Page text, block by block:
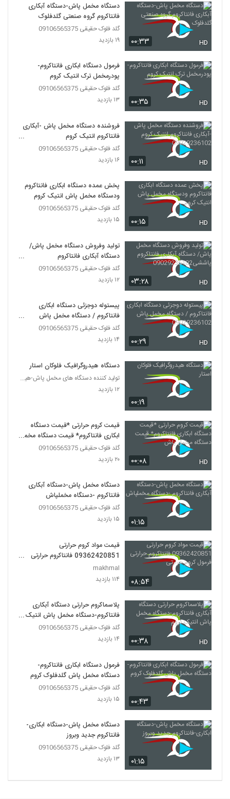
۰۰:۳۳ HD
دستگاه مخمل پاش-دستگاه آبکاری
فانتاکروم گروه صنعتی گلدفلوک
گلد فلوک حقیقی 09106565375
۱۹ بازدید
۰۰:۳۵ HD
فرمول دستگاه ابکاری فانتاکروم-
پودرمخمل ترک انتیک کروم
گلد فلوک حقیقی 09106565375
۱۳ بازدید
۰۰:۱۱ HD
فروشنده دستگاه مخمل پاش -آبکاری
فانتاکروم انتیک کروم
09029236102
گلد فلوک حقیقی 09106565375
۱۶ بازدید
۰۰:۱۵ HD
پخش عمده دستگاه ابکاری فانتاکروم
ودستگاه مخمل پاش انتیک کروم
گلد فلوک حقیقی 09106565375
۱۵ بازدید
۰۳:۲۸ HD
تولید وفروش دستگاه مخمل پاش/
دستگاه آبکاری فانتاکروم
پاششی09029236102
گلد فلوک حقیقی 09106565375
۱۲ بازدید
۰۰:۲۹ HD
پیستوله دوجزئی دستگاه ابکاری
فانتاکروم / دستگاه مخمل پاش
09029236102
گلد فلوک حقیقی 09106565375
۱۴ بازدید
۰۰:۱۹
دستگاه هیدروگرافیک فلوکان استار
تولید کننده دستگاه های مخمل پاش-هیدروگرافیک-ابکاری
۱۲ بازدید
۰۰:۰۸ HD
قیمت کروم حرارتی *قیمت دستگاه
ابکاری فانتاکروم* قیمت دستگاه مخمل
پاش
گلد فلوک حقیقی 09106565375
۲۰ بازدید
۰۱:۱۵
دستگاه مخمل پاش-دستگاه آبکاری
فانتاکروم -دستگاه مخملپاش
گلد فلوک حقیقی 09106565375
۱۵ بازدید
۰۸:۵۴
قیمت مواد کروم حرارتی
09362420851 فانتاکروم حرارتی
فرمول کروم حرارتی
makhmal
۱۱۴ بازدید
۰۰:۳۸ HD
پلاسماکروم حرارتی دستگاه آبکاری
فانتاکروم-دستگاه مخمل پاش انتیک
کروم
گلد فلوک حقیقی 09106565375
۱۴ بازدید
۰۰:۴۳
فرمول دستگاه ابکاری فانتاکروم-
دستگاه مخمل پاش گلدفلوک کروم
گلد فلوک حقیقی 09106565375
۱۵ بازدید
۰۱:۱۵
دستگاه مخمل پاش-دستگاه ابکاری-
فانتاکروم جدید وبروز
گلد فلوک حقیقی 09106565375
۱۳ بازدید